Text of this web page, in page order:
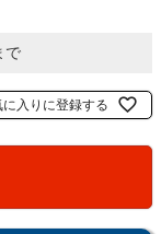
で
に入りに登録する